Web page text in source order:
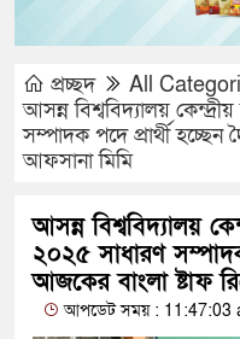
প্রচ্ছদ All
আসন্ন বিশ্ববিদ্যালয়
সম্পাদক পদে প্রার্থী হচ্ছেন
আফসানা মিমি
আসন্ন বিশ্ববিদ্যালয়
২০২৫ সাধারণ
আজকের বাংলা ষ্টাফ
আপডেট সময় : 11:47:03